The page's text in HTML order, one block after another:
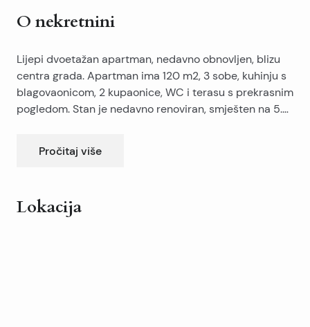
O nekretnini
Lijepi dvoetažan apartman, nedavno obnovljen, blizu
centra grada. Apartman ima 120 m2, 3 sobe, kuhinju s
blagovaonicom, 2 kupaonice, WC i terasu s prekrasnim
pogledom. Stan je nedavno renoviran, smješten na 5.
Zgrada nema lift.
Pročitaj više
Lokacija